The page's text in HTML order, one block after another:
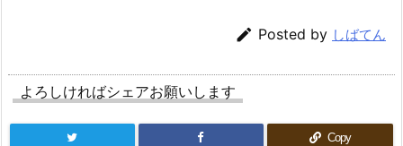
 Posted by しばてん
よろしければシェアお願いします
Copy